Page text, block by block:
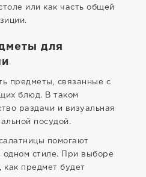
или как часть общей
для
предметы, связанные с
блюд. В таком
раздачи и визуальная
посудой.
помогают
одном стиле. При выборе
как предмет будет